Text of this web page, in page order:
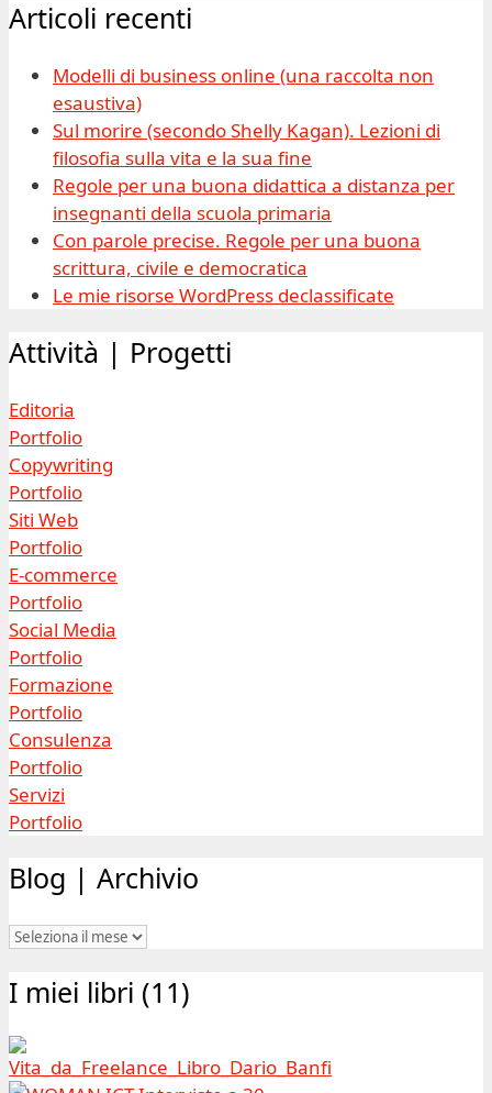
Articoli recenti
Modelli di business online (una raccolta non
esaustiva)
Sul morire (secondo Shelly Kagan). Lezioni di
filosofia sulla vita e la sua fine
Regole per una buona didattica a distanza per
insegnanti della scuola primaria
Con parole precise. Regole per una buona
scrittura, civile e democratica
Le mie risorse WordPress declassificate
Attività | Progetti
Editoria
Portfolio
Copywriting
Portfolio
Siti Web
Portfolio
E-commerce
Portfolio
Social Media
Portfolio
Formazione
Portfolio
Consulenza
Portfolio
Servizi
Portfolio
Blog | Archivio
Blog
Archivio
I miei libri (11)